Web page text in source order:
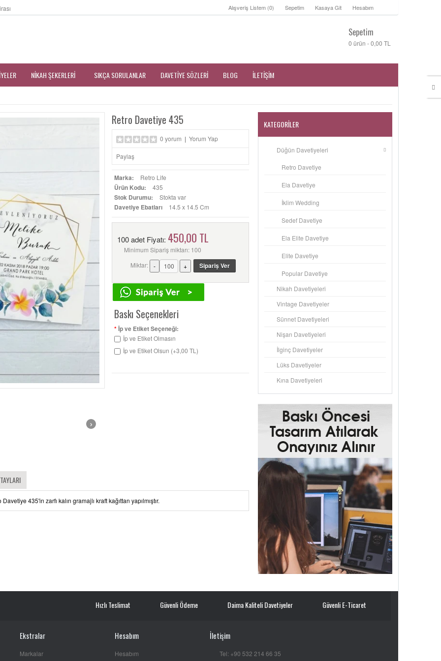
Alışveriş Listem (0) Sepetim Kasaya Git Hesabım
Sepetim
0 ürün - 0,00 TL
NIKAH ŞEKERLERI SIKÇA SORULANLAR DAVETIYE SÖZLERI BLOG İLETIŞIM
›
Retro Davetiye 435
0 yorum | Yorum Yap
Paylaş
Marka: Retro Life
Ürün Kodu: 435
Stok Durumu: Stokta var
Davetiye Ebatları 14.5 x 14.5 Cm
100 adet Fiyatı: 450,00 TL
Minimum Sipariş miktarı: 100
Miktar:
Baskı Seçenekleri
*İp ve Etiket Seçeneği:
İp ve Etiket Olmasın
İp ve Etiket Olsun (+3,00 TL)
435'in zarfı kalın gramajlı kraft kağıttan yapılmıştır.
KATEGORILER
Düğün Davetiyeleri
Retro Davetiye
Ela Davetiye
İklim Wedding
Sedef Davetiye
Ela Elite Davetiye
Elite Davetiye
Popular Davetiye
Nikah Davetiyeleri
Vintage Davetiyeler
Sünnet Davetiyeleri
Nişan Davetiyeleri
İlginç Davetiyeler
Lüks Davetiyeler
Kına Davetiyeleri
Hızlı Teslimat Güvenli Ödeme Daima Kaliteli Davetiyeler Güvenli E-Ticaret
Ekstralar
Markalar
Hesabım
Hesabım
İletişim
Tel: +90 532 214 66 35